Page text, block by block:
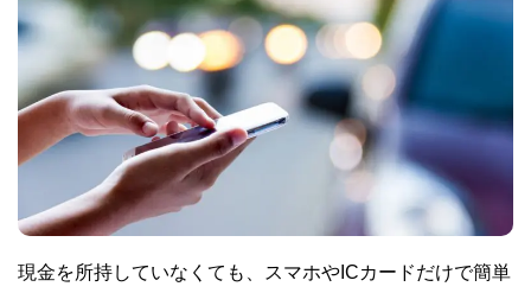
現金を所持していなくても、スマホやICカードだけで簡単